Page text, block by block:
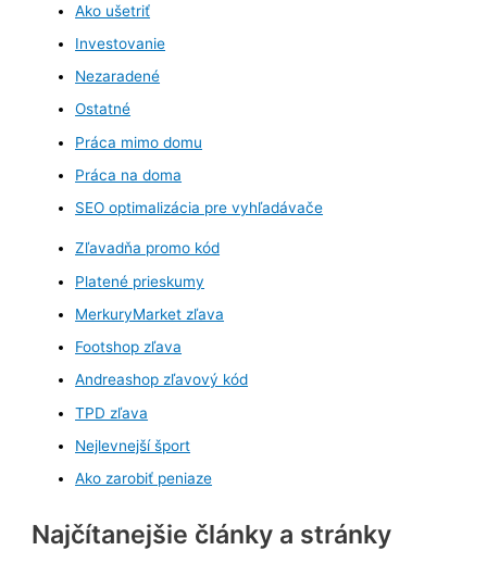
Ako ušetriť
Investovanie
Nezaradené
Ostatné
Práca mimo domu
Práca na doma
SEO optimalizácia pre vyhľadávače
Zľavadňa promo kód
Platené prieskumy
MerkuryMarket zľava
Footshop zľava
Andreashop zľavový kód
TPD zľava
Nejlevnejší šport
Ako zarobiť peniaze
Najčítanejšie články a stránky